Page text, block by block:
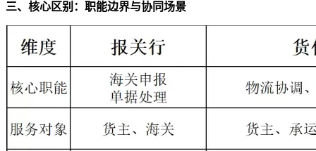
三、核心区别：职能边界与协同场景